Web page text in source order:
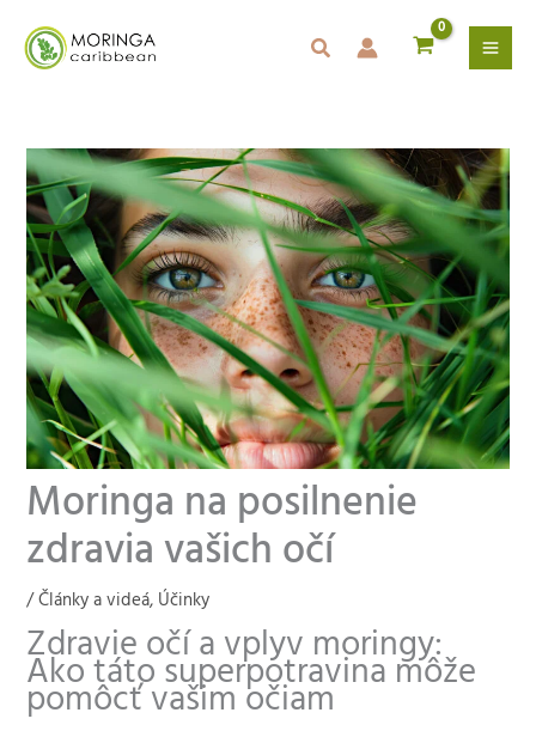
obsah
Moringa na posilnenie
zdravia vašich očí
/Články a videá, Účinky
Zdravie očí a vplyv moringy:
Ako táto superpotravina môže
pomôcť vašim očiam